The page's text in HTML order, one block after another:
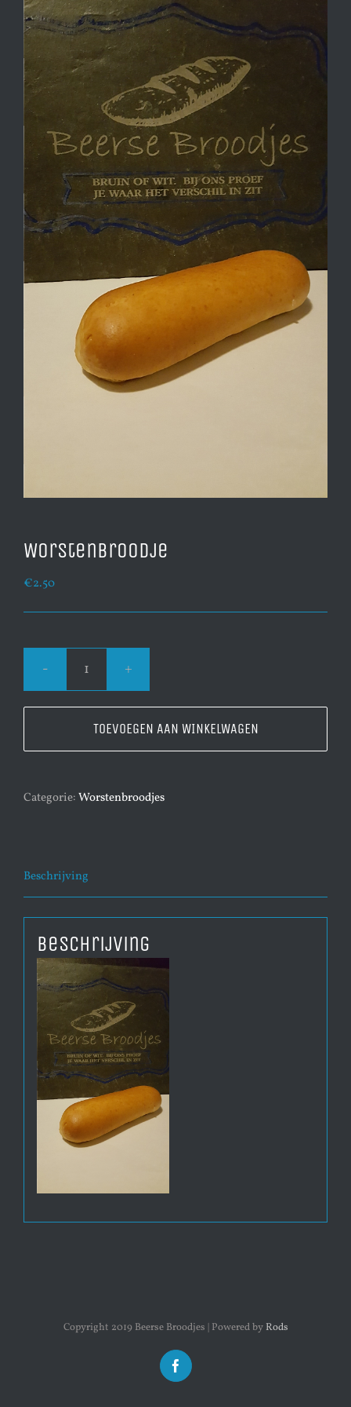
Worstenbroodje
€2.50
aantal
TOEVOEGEN AAN WINKELWAGEN
Categorie:Worstenbroodjes
Beschrijving
Beschrijving
Copyright 2019 Beerse Broodjes | Powered by Rods
Facebook